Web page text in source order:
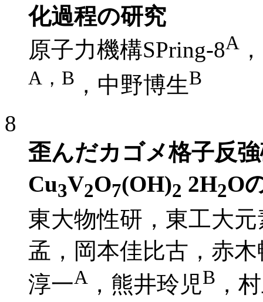
化過程の研究
原子力機構SPring-8A
A，B ，中野博生B
8
歪んだカゴメ格子反
Cu3V2O7(OH)2 2H2O
東大物性研，東工大
孟，岡本佳比古，赤
淳一A ，熊井玲児B ，